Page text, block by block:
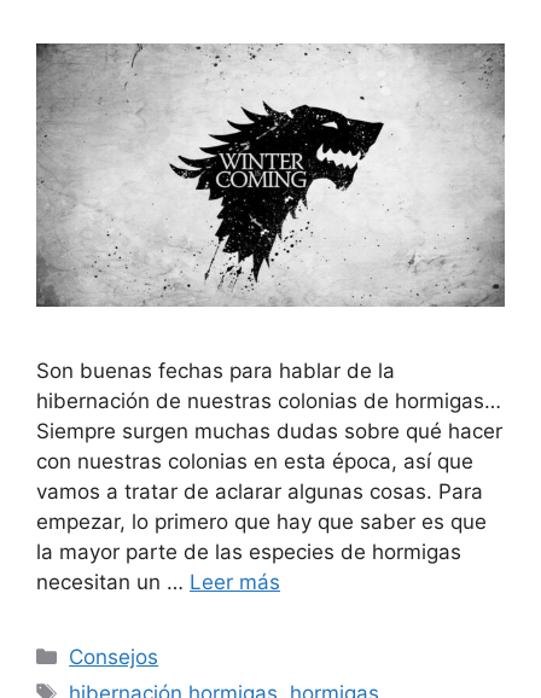
Son buenas fechas para hablar de la
hibernación de nuestras colonias de hormigas…
Siempre surgen muchas dudas sobre qué hacer
con nuestras colonias en esta época, así que
vamos a tratar de aclarar algunas cosas. Para
empezar, lo primero que hay que saber es que
la mayor parte de las especies de hormigas
necesitan un … Leer más
Consejos
hibernación hormigas, hormigas,